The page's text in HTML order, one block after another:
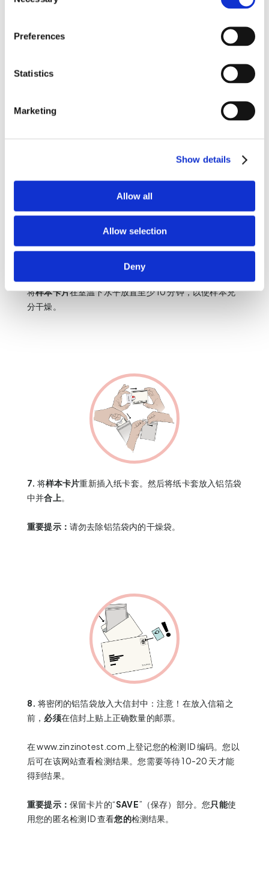
Preferences
Statistics
Marketing
Show details
Allow all
Allow selection
Deny
让血液填满圆圈，每次填满一个圆圈。轻轻挤压您的手
指，让一滴血液自行滴落至圆圈中。如果一滴血液没能填
满圆圈，可立即让手指再滴一滴血液。
将样本卡片在室温下水平放置至少 10 分钟，以使样本充
分干燥。
7. 将样本卡片重新插入纸卡套。然后将纸卡套放入铝箔袋
中并合上。
重要提示： 请勿去除铝箔袋内的干燥袋。
8. 将密闭的铝箔袋放入大信封中：注意！在放入信箱之
前， 必须在信封上贴上正确数量的邮票。
在www.zinzinotest.com 上登记您的检测 ID 编码。您以
后可在该网站查看检测结果。您需要等待 10-20 天才能
得到结果。
重要提示： 保留卡片的“SAVE”（保存）部分。您只能使
用您的匿名检测 ID 查看您的检测结果。